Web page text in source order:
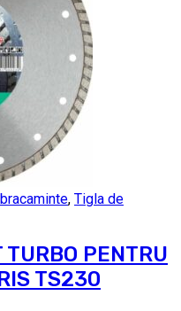
, Tigla de
PENTRU
TS230